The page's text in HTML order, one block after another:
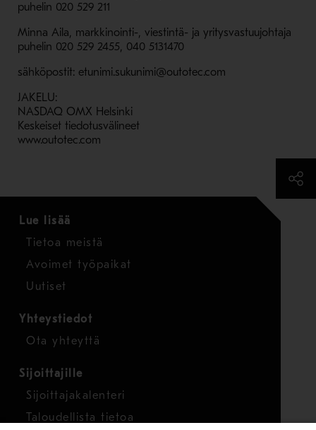
puhelin 020 529 211
Minna Aila, markkinointi-, viestintä- ja yritysvastuujohtaja
puhelin 020 529 2455, 040 5131470
sähköpostit: etunimi.sukunimi@outotec.com
JAKELU:
NASDAQ OMX Helsinki
Keskeiset tiedotusvälineet
www.outotec.com
Lue lisää
Tietoa meistä
Avoimet työpaikat
Uutiset
Yhteystiedot
Ota yhteyttä
Sijoittajille
Sijoittajakalenteri
Taloudellista tietoa